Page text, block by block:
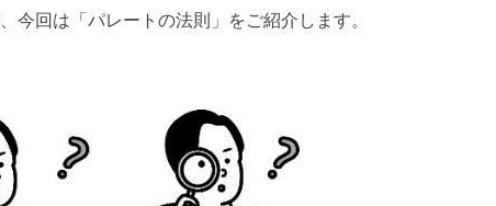
今回は「パレートの法則」をご紹介します。